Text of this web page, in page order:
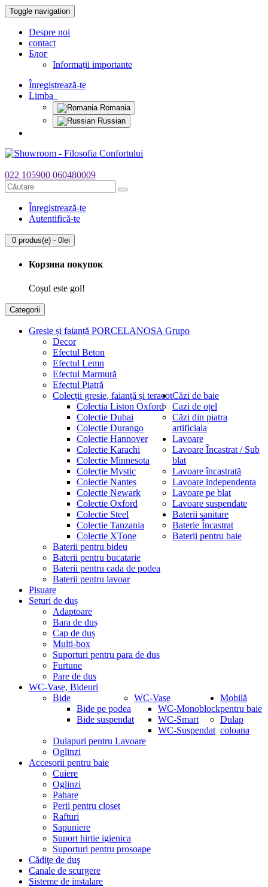
Toggle navigation
Despre noi
contact
Блог
Informații importante
Înregistrează-te
Limba
Romania
Russian
022 105900 060480009
Înregistrează-te
Autentifică-te
0 produs(e) - 0lei
Корзина покупок
Coșul este gol!
Categorii
Gresie și faianță PORCELANOSA Grupo
Decor
Efectul Beton
Efectul Lemn
Efectul Marmură
Efectul Piatră
Colecții gresie, faianţă și teracot
Colectia Liston Oxford
Colectie Dubai
Colectie Durango
Colectie Hannover
Colectie Karachi
Colectie Minnesota
Colecție Mystic
Colectie Nantes
Colectie Newark
Colectie Oxford
Colectie Steel
Colectie Tanzania
Colectie XTone
Căzi de baie
Cazi de oțel
Căzi din piatra
artificiala
Lavoare
Lavoare Încastrat / Sub
blat
Lavoare încastrată
Lavoare independenta
Lavoare pe blat
Lavoare suspendate
Baterii sanitare
Baterie Încastrat
Baterii pentru baie
Baterii pentru bideu
Baterii pentru bucatarie
Baterii pentru cada de podea
Baterii pentru lavoar
Pisuare
Seturi de duș
Adaptoare
Bara de duș
Cap de duș
Multi-box
Suporturi pentru para de dus
Furtune
Pare de dus
WC-Vase, Bideuri
Bide
Bide pe podea
Bide suspendat
WC-Vase
WC-Monoblock
WC-Smart
WC-Suspendat
Mobilă
pentru baie
Dulap
coloana
Dulapuri pentru Lavoare
Oglinzi
Accesorii pentru baie
Cuiere
Oglinzi
Pahare
Perii pentru closet
Rafturi
Sapuniere
Suport hirtie igienica
Suporturi pentru prosoape
Cădiţe de duş
Canale de scurgere
Sisteme de instalare